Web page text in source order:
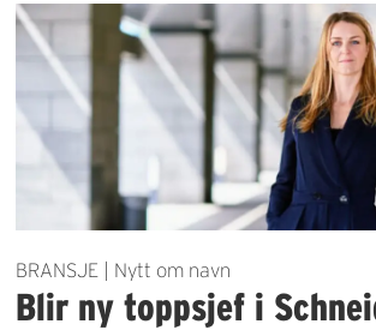
BRANSJE | Nytt om navn
Blir ny toppsjef i